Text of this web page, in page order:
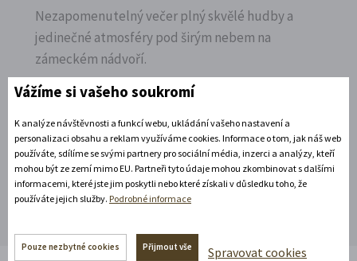
Nezapomenutelný večer plný skvělé hudby a
jedinečné atmosféry pod širým nebem na
zámeckém nádvoří.
Rozbalte si další akce
Rozbalte si další akce
Vážíme si vašeho soukromí
K analýze návštěvnosti a funkcí webu, ukládání vašeho nastavení a
personalizaci obsahu a reklam využíváme cookies. Informace o tom, jak náš web
používáte, sdílíme se svými partnery pro sociální média, inzerci a analýzy, kteří
mohou být ze zemí mimo EU. Partneři tyto údaje mohou zkombinovat s dalšími
informacemi, které jste jim poskytli nebo které získali v důsledku toho, že
používáte jejich služby. Podrobné informace
Pouze nezbytné cookies Přijmout vše Spravovat cookies